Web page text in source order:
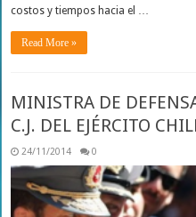
costos y tiempos hacia el …
Read More »
MINISTRA DE
C.J. DEL EJÉRCITO
24/11/2014 0